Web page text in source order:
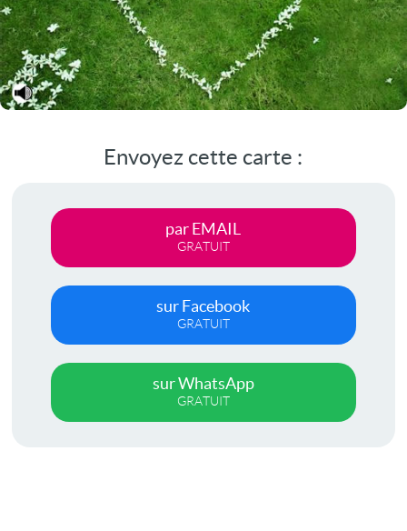
Envoyez cette carte :
par EMAIL
GRATUIT
sur Facebook
GRATUIT
sur WhatsApp
GRATUIT